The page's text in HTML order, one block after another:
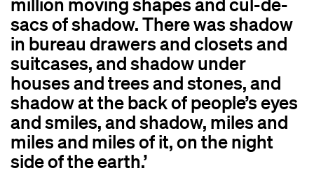
sacs of shadow. There was shadow
in bureau drawers and closets and
suitcases, and shadow under
houses and trees and stones, and
shadow at the back of people’s eyes
and smiles, and shadow, miles and
miles and miles of it, on the night
side of the earth.’